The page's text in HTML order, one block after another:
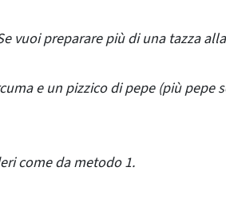
vuoi preparare più di una tazza
e un pizzico di pepe (più pepe
come da metodo 1.